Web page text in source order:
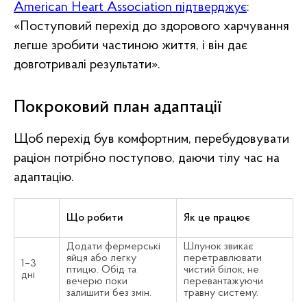
American Heart Association підтверджує:
«Поступовий перехід до здорового харчування
легше зробити частиною життя, і він дає
довготривалі результати».
Покроковий план адаптації
Щоб перехід був комфортним, перебудовувати
раціон потрібно поступово, даючи тілу час на
адаптацію.
Що робити Як це працює
1–3
дні
Додати фермерські
яйця або легку
птицю. Обід та
вечерю поки
залишити без змін.
Шлунок звикає
перетравлювати
чистий білок, не
перевантажуючи
травну систему.